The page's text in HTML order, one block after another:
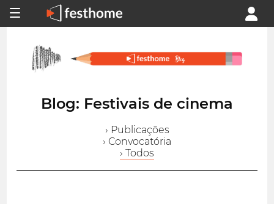
Blog: Festivais de cinema
› Publicações
› Convocatória
› Todos